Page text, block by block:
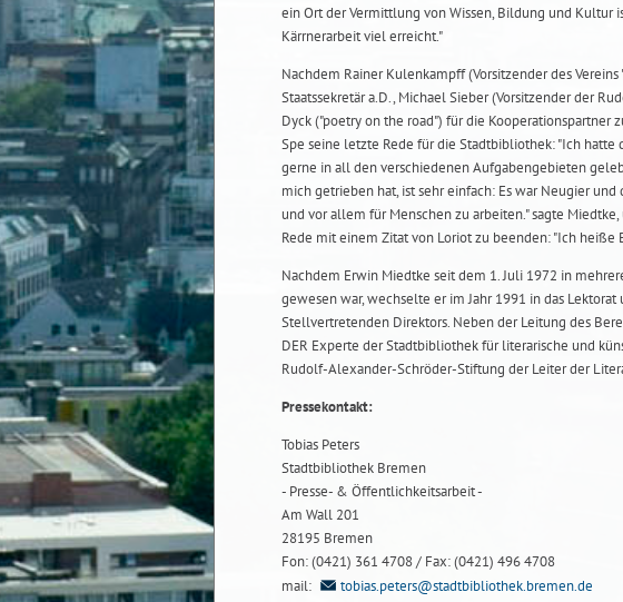
ein Ort der Vermittlung von Wissen, Bildung und Kultur
Kärrnerarbeit viel erreicht."
Nachdem Rainer Kulenkampff (Vorsitzender des
Staatssekretär a.D., Michael Sieber (Vorsitzender der
Dyck ("poetry on the road") für die Kooperationspartner
Spe seine letzte Rede für die Stadtbibliothek: "Ich hatte
gerne in all den verschiedenen Aufgabengebieten
mich getrieben hat, ist sehr einfach: Es war Neugier
und vor allem für Menschen zu arbeiten." sagte
Rede mit einem Zitat von Loriot zu beenden: "Ich heiße
Nachdem Erwin Miedtke seit dem 1. Juli 1972 in
gewesen war, wechselte er im Jahr 1991 in das
Stellvertretenden Direktors. Neben der Leitung des
DER Experte der Stadtbibliothek für literarische und
Rudolf-Alexander-Schröder-Stiftung der Leiter der
Pressekontakt:
Tobias Peters
Stadtbibliothek Bremen
- Presse- & Öffentlichkeitsarbeit -
Am Wall 201
28195 Bremen
Fon: (0421) 361 4708 / Fax: (0421) 496 4708
mail:
tobias.peters@stadtbibliothek.bremen.de